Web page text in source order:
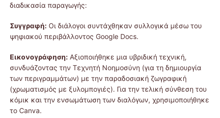
διαδικασία παραγωγής:
Συγγραφή: Οι διάλογοι συντάχθηκαν συλλογικά μέσω του
ψηφιακού περιβάλλοντος Google Docs.
Εικονογράφηση: Αξιοποιήθηκε μια υβριδική τεχνική,
συνδυάζοντας την Τεχνητή Νοημοσύνη (για τη δημιουργία
των περιγραμμάτων) με την παραδοσιακή ζωγραφική
(χρωματισμός με ξυλομπογιές). Για την τελική σύνθεση του
κόμικ και την ενσωμάτωση των διαλόγων, χρησιμοποιήθηκε
το Canva.